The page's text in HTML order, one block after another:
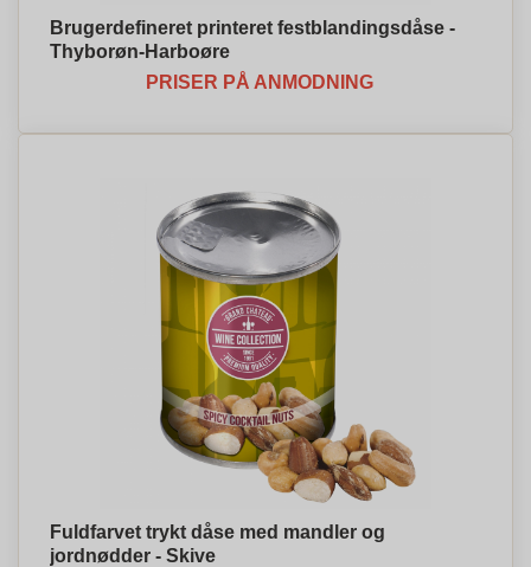
Brugerdefineret printeret festblandingsdåse -
Thyborøn-Harboøre
PRISER PÅ ANMODNING
Fuldfarvet trykt dåse med mandler og
jordnødder - Skive